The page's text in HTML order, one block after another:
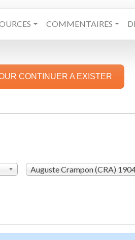
COMMENTAIRES
CONTINUER A EXISTER
Auguste Crampon (CRA)